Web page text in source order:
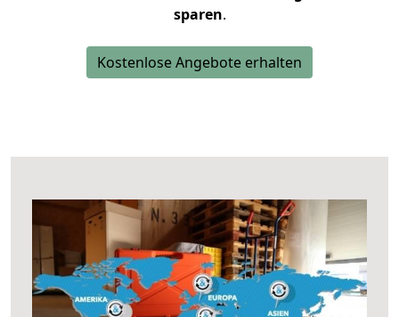
sparen.
Kostenlose Angebote erhalten